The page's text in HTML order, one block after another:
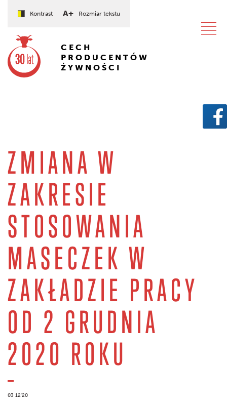
Kontrast A+ Rozmiar tekstu
CECH
PRODUCENTÓW
ŻYWNOŚCI
ZMIANA W
ZAKRESIE
STOSOWANIA
MASECZEK W
ZAKŁADZIE PRACY
OD 2 GRUDNIA
2020 ROKU
03 12'20